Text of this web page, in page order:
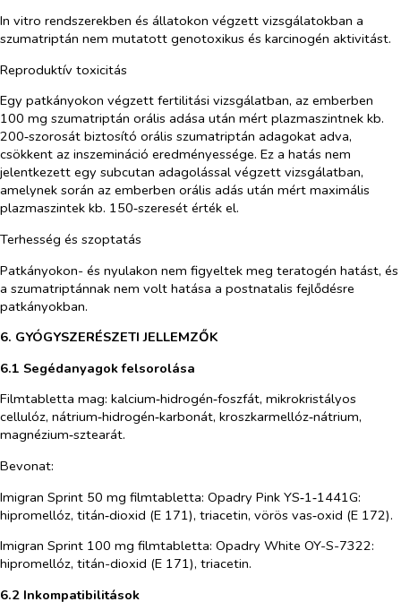
In vitro rendszerekben és állatokon végzett vizsgálatokban a
szumatriptán nem mutatott genotoxikus és karcinogén aktivitást.
Reproduktív toxicitás
Egy patkányokon végzett fertilitási vizsgálatban, az emberben
100 mg szumatriptán orális adása után mért plazmaszintnek kb.
200‑szorosát biztosító orális szumatriptán adagokat adva,
csökkent az inszemináció eredményessége. Ez a hatás nem
jelentkezett egy subcutan adagolással végzett vizsgálatban,
amelynek során az emberben orális adás után mért maximális
plazmaszintek kb. 150‑szeresét érték el.
Terhesség és szoptatás
Patkányokon- és nyulakon nem figyeltek meg teratogén hatást, és
a szumatriptánnak nem volt hatása a postnatalis fejlődésre
patkányokban.
6. GYÓGYSZERÉSZETI JELLEMZŐK
6.1 Segédanyagok felsorolása
Filmtabletta mag: kalcium‑hidrogén‑foszfát, mikrokristályos
cellulóz, nátrium‑hidrogén‑karbonát, kroszkarmellóz‑nátrium,
magnézium‑sztearát.
Bevonat:
Imigran Sprint 50 mg filmtabletta: Opadry Pink YS‑1‑1441G:
hipromellóz, titán‑dioxid (E 171), triacetin, vörös vas‑oxid (E 172).
Imigran Sprint 100 mg filmtabletta: Opadry White OY-S-7322:
hipromellóz, titán-dioxid (E 171), triacetin.
6.2 Inkompatibilitások